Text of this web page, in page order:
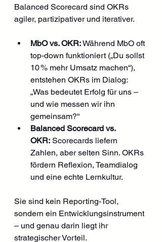
Balanced Scorecard sind OKRs
agiler, partizipativer und iterativer.
MbO vs. OKR: Während MbO oft
top-down funktioniert („Du sollst
10 % mehr Umsatz machen“),
entstehen OKRs im Dialog:
„Was bedeutet Erfolg für uns –
und wie messen wir ihn
gemeinsam?“
Balanced Scorecard vs.
OKR: Scorecards liefern
Zahlen, aber selten Sinn. OKRs
fördern Reflexion, Teamdialog
und eine echte Lernkultur.
Sie sind kein Reporting-Tool,
sondern ein Entwicklungsinstrument
– und genau darin liegt ihr
strategischer Vorteil.